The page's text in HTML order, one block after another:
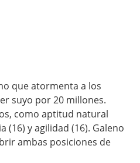
que atormenta a los
suyo por 20 millones.
como aptitud natural
(16) y agilidad (16). Galeno
ambas posiciones de